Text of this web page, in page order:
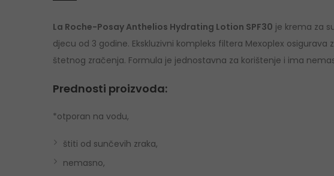
La Roche-Posay Anthelios Hydrating Lotion SPF30 je krema za
djecu od 3 godine. Ekskluzivni kompleks filtera Mexoplex osigurava
štetnog zračenja. Formula je jednostavna za korištenje i ima
Prednosti proizvoda:
*otporan na vodu,
štiti od sunčevih zraka,
nemasno,